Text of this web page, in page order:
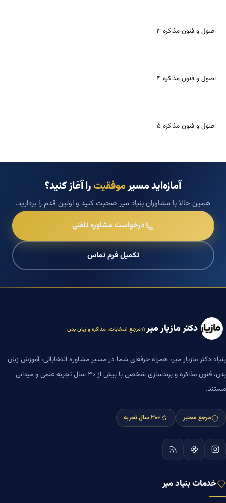
اصول و فنون مذاکره ۳
اصول و فنون مذاکره ۴
اصول و فنون مذاکره ۵
آمازه‌اید مسیرموفقیترا آغاز کنید؟
همین حالا با مشاوران بنیاد میر صحبت کنید و اولین قدم را بردارید.
درخواست مشاوره تلفنی
تکمیل فرم تماس
دکتر مازیار میر مرجع انتخابات، مذاکره و زبان بدن
بنیاد دکتر مازیار میر، همراه حرفه‌ای شما در مسیر مشاوره انتخاباتی، آموزش زبان
بدن، فنون مذاکره و برندسازی شخصی با بیش از ۳۰ سال تجربه علمی و میدانی
مستند.
مرجع معتبر +۳۰ سال تجربه
خدمات بنیاد میر